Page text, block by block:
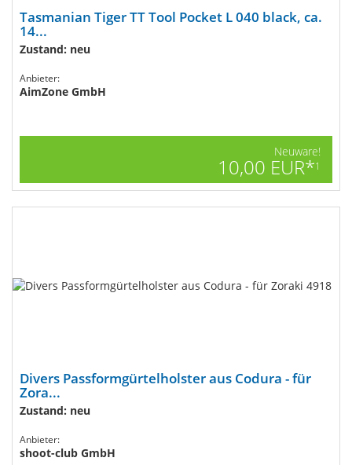
Tasmanian Tiger TT Tool Pocket L 040 black, ca.
14...
Zustand: neu
Anbieter:
AimZone GmbH
Neuware!
10,00 EUR*1
Divers Passformgürtelholster aus Codura - für
Zora...
Zustand: neu
Anbieter:
shoot-club GmbH